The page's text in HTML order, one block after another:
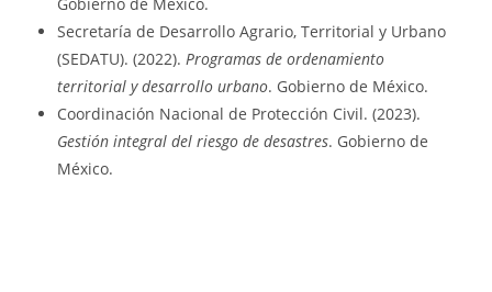
Gobierno de México.
Secretaría de Desarrollo Agrario, Territorial y Urbano
(SEDATU). (2022).Programas de ordenamiento
territorial y desarrollo urbano. Gobierno de México.
Coordinación Nacional de Protección Civil. (2023).
Gestión integral del riesgo de desastres. Gobierno de
México.